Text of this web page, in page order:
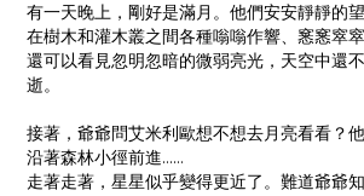
有一天晚上，剛好是滿月。他們安安靜靜的
在樹木和灌木叢之間各種嗡嗡作響、窸窸窣窣
還可以看見忽明忽暗的微弱亮光，天空中還
逝。
接著，爺爺問艾米利歐想不想去月亮看看？
沿著森林小徑前進……
走著走著，星星似乎變得更近了。難道爺爺